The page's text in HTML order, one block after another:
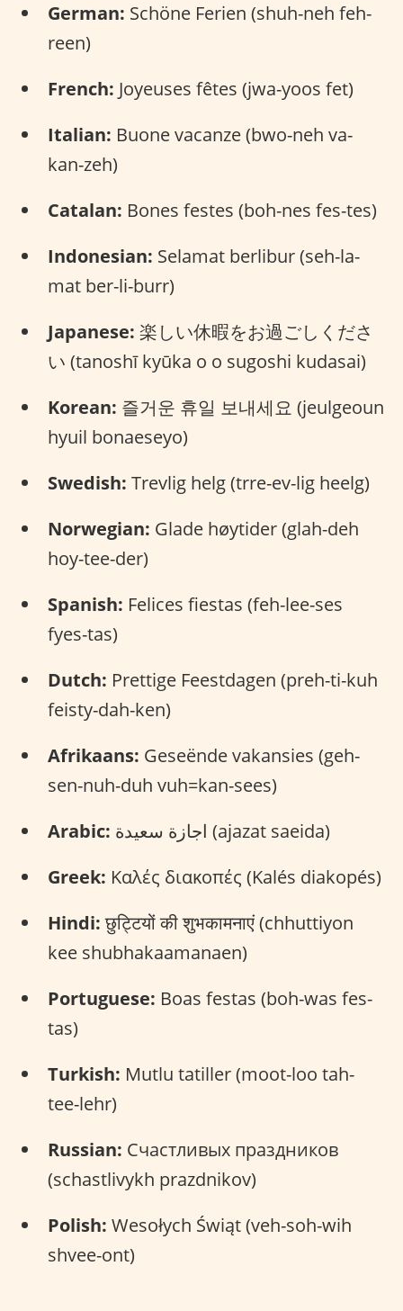
German: Schöne Ferien (shuh-neh feh-
reen)
French: Joyeuses fêtes (jwa-yoos fet)
Italian: Buone vacanze (bwo-neh va-
kan-zeh)
Catalan: Bones festes (boh-nes fes-tes)
Indonesian: Selamat berlibur (seh-la-
mat ber-li-burr)
Japanese: 楽しい休暇をお過ごしくださ
い (tanoshī kyūka o o sugoshi kudasai)
Korean: 즐거운 휴일 보내세요 (jeulgeoun
hyuil bonaeseyo)
Swedish: Trevlig helg (trre-ev-lig heelg)
Norwegian: Glade høytider (glah-deh
hoy-tee-der)
Spanish: Felices fiestas (feh-lee-ses
fyes-tas)
Dutch: Prettige Feestdagen (preh-ti-kuh
feisty-dah-ken)
Afrikaans: Geseënde vakansies (geh-
sen-nuh-duh vuh=kan-sees)
Arabic:
اجازة سعيدة (ajazat saeida)
Greek: Καλές διακοπές (Kalés diakopés)
Hindi:छुट्टियों की शुभकामनाएं (chhuttiyon
kee shubhakaamanaen)
Portuguese: Boas festas (boh-was fes-
tas)
Turkish: Mutlu tatiller (moot-loo tah-
tee-lehr)
Russian: Счастливых праздников
(schastlivykh prazdnikov)
Polish: Wesołych Świąt (veh-soh-wih
shvee-ont)